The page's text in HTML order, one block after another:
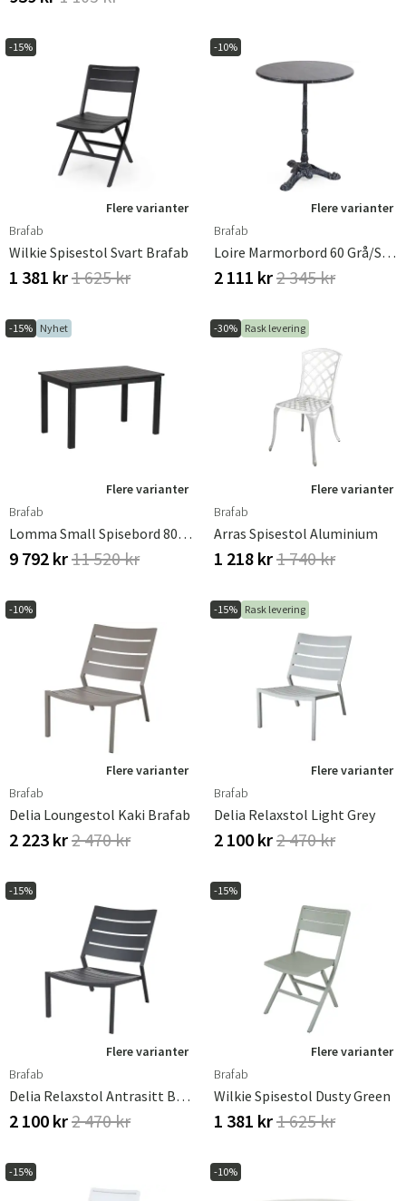
-15%
Flere varianter
Brafab
Wilkie Spisestol Svart Brafab
1 381 kr1 625 kr
-10%
Flere varianter
Brafab
Loire Marmorbord 60 Grå/svart Brafab
2 111 kr2 345 kr
-15% Nyhet
Flere varianter
Brafab
Lomma Small Spisebord 80x128-187 Cm Svart
9 792 kr11 520 kr
-30% Rask levering
Flere varianter
Brafab
Arras Spisestol Aluminium
1 218 kr1 740 kr
-10%
Flere varianter
Brafab
Delia Loungestol Kaki Brafab
2 223 kr2 470 kr
-15% Rask levering
Flere varianter
Brafab
Delia Relaxstol Light Grey
2 100 kr2 470 kr
-15%
Flere varianter
Brafab
Delia Relaxstol Antrasitt Brafab
2 100 kr2 470 kr
-15%
Flere varianter
Brafab
Wilkie Spisestol Dusty Green
1 381 kr1 625 kr
-15% -10%